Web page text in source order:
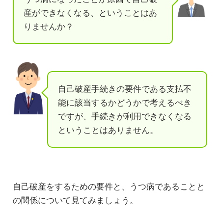
産ができなくなる、ということはあ
りませんか？
自己破産手続きの要件である支払不
能に該当するかどうかで考えるべき
ですが、手続きが利用できなくなる
ということはありません。
自己破産をするための要件と、うつ病であることと
の関係について見てみましょう。